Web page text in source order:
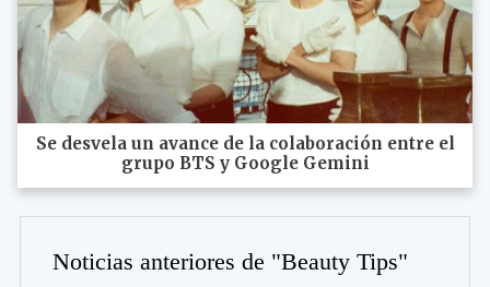
Se desvela un avance de la colaboración entre el
grupo BTS y Google Gemini
Noticias anteriores de "Beauty Tips"